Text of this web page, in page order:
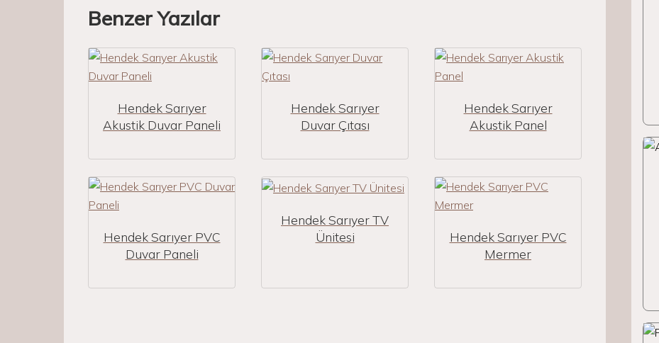
Benzer Yazılar
Hendek Sarıyer
Akustik Duvar Paneli
Hendek Sarıyer
Duvar Çıtası
Hendek Sarıyer
Akustik Panel
Hendek Sarıyer PVC
Duvar Paneli
Hendek Sarıyer TV
Ünitesi
Hendek Sarıyer PVC
Mermer